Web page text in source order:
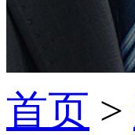
首页 >